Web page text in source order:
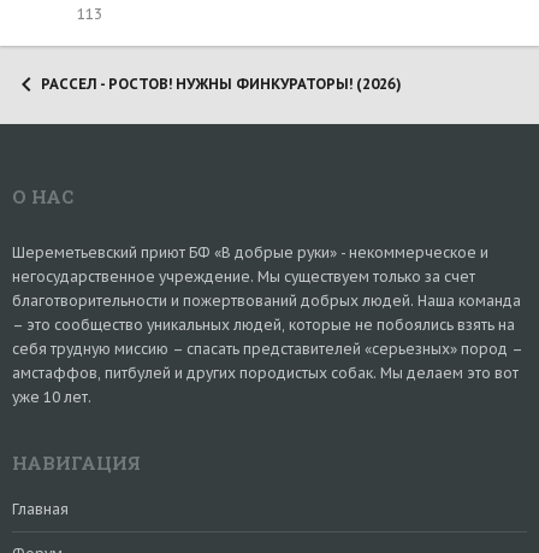
113
РАССЕЛ - РОСТОВ! НУЖНЫ ФИНКУРАТОРЫ! (2026)
О НАС
Шереметьевский приют БФ «В добрые руки» - некоммерческое и
негосударственное учреждение. Мы существуем только за счет
благотворительности и пожертвований добрых людей. Наша команда
– это сообщество уникальных людей, которые не побоялись взять на
себя трудную миссию – спасать представителей «серьезных» пород –
амстаффов, питбулей и других породистых собак. Мы делаем это вот
уже 10 лет.
НАВИГАЦИЯ
Главная